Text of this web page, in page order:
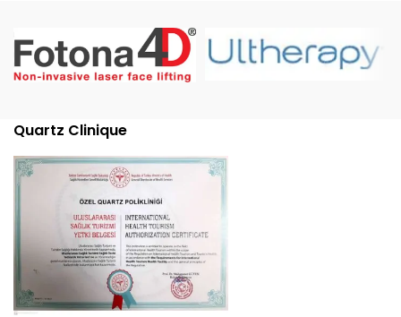
Quartz Clinique